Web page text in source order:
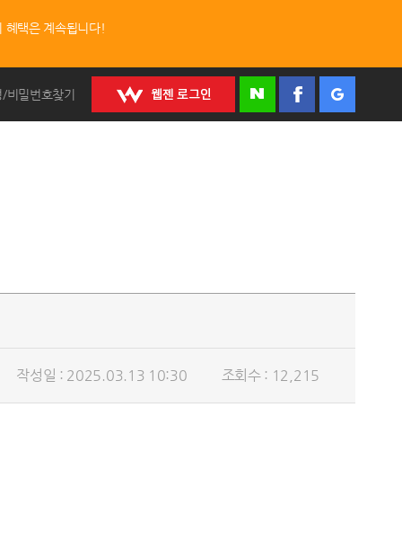
혜택은 계속됩니다!
비밀번호찾기
작성일 : 2025.03.13 10:30 조회수 : 12,215